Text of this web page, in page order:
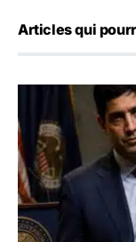
Articles qui
Emploi